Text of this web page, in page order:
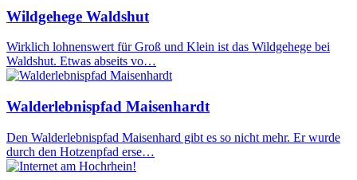
Wildgehege Waldshut
Wirklich lohnenswert für Groß und Klein ist das Wildgehege bei
Waldshut. Etwas abseits vo…
Walderlebnispfad Maisenhardt
Den Walderlebnispfad Maisenhard gibt es so nicht mehr. Er wurde
durch den Hotzenpfad erse…